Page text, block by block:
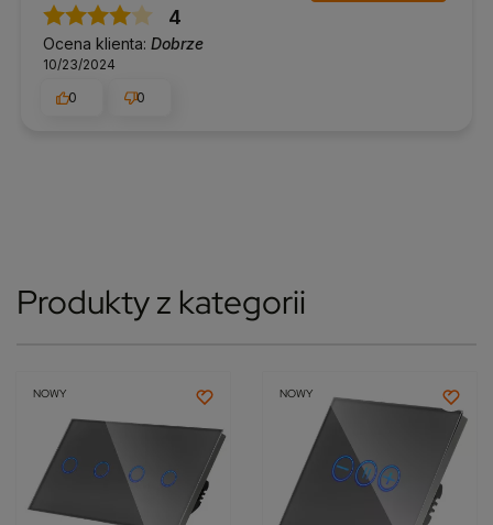
4
Ocena klienta: Dobrze
10/23/2024
0
0
Produkty z kategorii
NOWY NOWY